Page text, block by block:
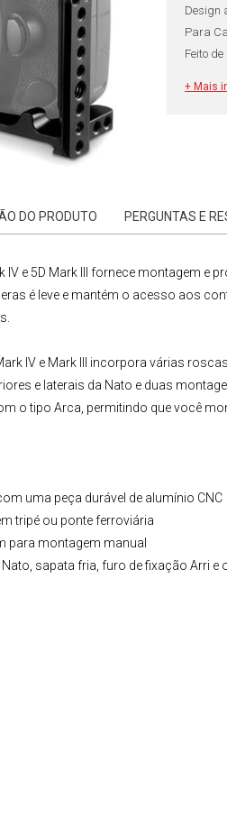
Design
Para
Feito
+ Mais
DO PRODUTO PERGUNTAS E
IV e 5D Mark III fornece montagem e
é leve e mantém o acesso aos
IV e Mark III
incorpora várias
e laterais da Nato e duas
o tipo Arca, permitindo que você
uma peça durável de alumínio CNC
tripé ou ponte ferroviária
para montagem manual
sapata fria, furo de fixação Arri